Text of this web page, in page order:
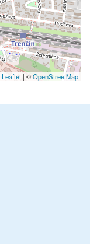
Leaflet | ©OpenStreetMap